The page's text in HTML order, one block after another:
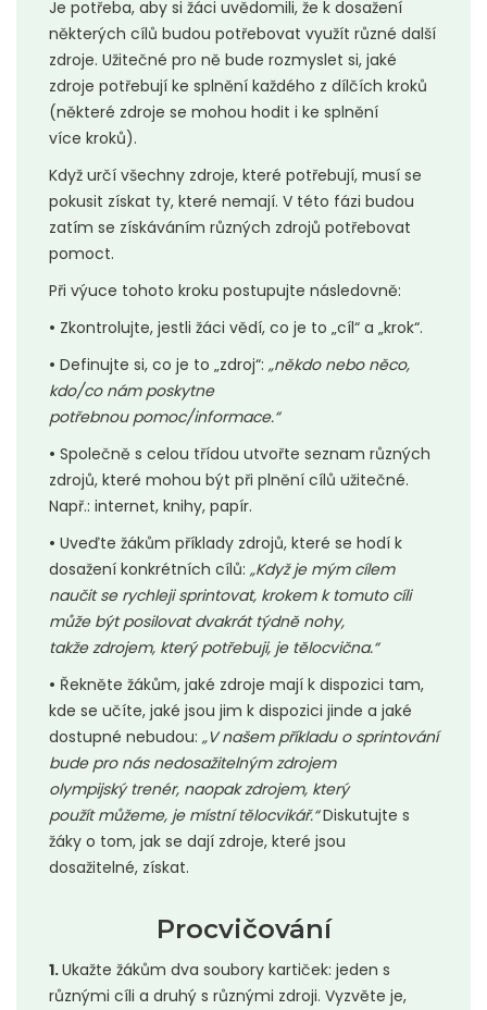
Je potřeba, aby si žáci uvědomili, že k dosažení
některých cílů budou potřebovat využít různé další
zdroje. Užitečné pro ně bude rozmyslet si, jaké
zdroje potřebují ke splnění každého z dílčích kroků
(některé zdroje se mohou hodit i ke splnění
více kroků).
Když určí všechny zdroje, které potřebují, musí se
pokusit získat ty, které nemají. V této fázi budou
zatím se získáváním různých zdrojů potřebovat
pomoct.
Při výuce tohoto kroku postupujte následovně:
• Zkontrolujte, jestli žáci vědí, co je to „cíl“ a „krok“.
• Definujte si, co je to „zdroj“: „někdo nebo něco,
kdo/co nám poskytne
potřebnou pomoc/informace.“
• Společně s celou třídou utvořte seznam různých
zdrojů, které mohou být při plnění cílů užitečné.
Např.: internet, knihy, papír.
• Uveďte žákům příklady zdrojů, které se hodí k
dosažení konkrétních cílů: „Když je mým cílem
naučit se rychleji sprintovat, krokem k tomuto cíli
může být posilovat dvakrát týdně nohy,
takže zdrojem, který potřebuji, je tělocvična.“
• Řekněte žákům, jaké zdroje mají k dispozici tam,
kde se učíte, jaké jsou jim k dispozici jinde a jaké
dostupné nebudou: „V našem příkladu o sprintování
bude pro nás nedosažitelným zdrojem
olympijský trenér, naopak zdrojem, který
použít můžeme, je místní tělocvikář.“Diskutujte s
žáky o tom, jak se dají zdroje, které jsou
dosažitelné, získat.
Procvičování
1.Ukažte žákům dva soubory kartiček: jeden s
různými cíli a druhý s různými zdroji. Vyzvěte je,